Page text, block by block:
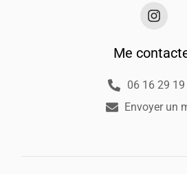
Me
06 16 29 19
Envoyer un